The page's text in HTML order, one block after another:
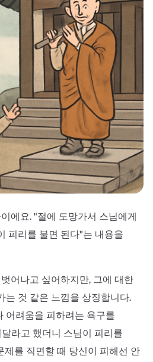
에요. "절에 도망가서 스님에게
피리를 불면 된다"는 내용을
어나고 싶어하지만, 그에 대한
는 것 같은 느낌을 상징합니다.
어려움을 피하려는 욕구를
라고 했더니 스님이 피리를
제를 직면할 때 당신이 피해선 안